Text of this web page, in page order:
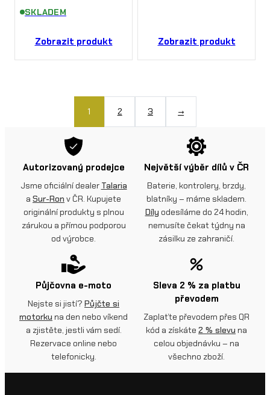
SKLADEM
Zobrazit produkt Zobrazit produkt
1 2 3 →
Autorizovaný prodejce
Jsme oficiální dealer Talaria
a Sur-Ron v ČR. Kupujete
originální produkty s plnou
zárukou a přímou podporou
od výrobce.
Největší výběr dílů v ČR
Baterie, kontrolery, brzdy,
blatníky – máme skladem.
Díly odesíláme do 24 hodin,
nemusíte čekat týdny na
zásilku ze zahraničí.
Půjčovna e-moto
Nejste si jistí? Půjčte si
motorku na den nebo víkend
a zjistěte, jestli vám sedí.
Rezervace online nebo
telefonicky.
Sleva 2 % za platbu
převodem
Zaplaťte převodem přes QR
kód a získáte 2 % slevu na
celou objednávku – na
všechno zboží.